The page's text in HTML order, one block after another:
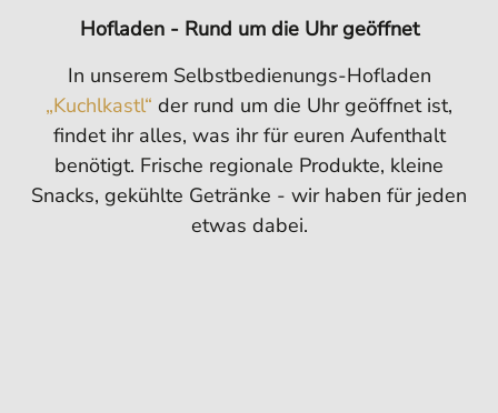
Hofladen - Rund um die Uhr geöffnet
In unserem Selbstbedienungs-Hofladen
„Kuchlkastl“ der rund um die Uhr geöffnet ist,
findet ihr alles, was ihr für euren Aufenthalt
benötigt. Frische regionale Produkte, kleine
Snacks, gekühlte Getränke - wir haben für jeden
etwas dabei.